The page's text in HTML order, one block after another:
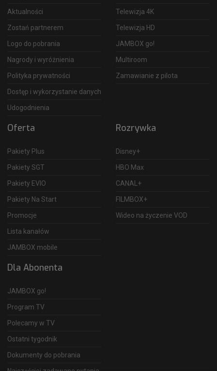
Aktualności
Zostań partnerem
Logo do pobrania
Nagrody i wyróżnienia
Polityka prywatności
Dostęp i wykorzystanie danych
Udogodnienia
Telewizja 4K
Telewizja HD
JAMBOX go!
Multiroom
Zamawianie z pilota
Oferta
Pakiety Plus
Pakiety SGT
Pakiety EVIO
Pakiety Na Start
Promocje
Lista kanałów
JAMBOX mobile
Rozrywka
Disney+
HBO Max
CANAL+
FILMBOX+
Wideo na życzenie VOD
Dla Abonenta
JAMBOX go!
Program TV
Polecamy w TV
Ostatni tygodnik
Dokumenty do pobrania